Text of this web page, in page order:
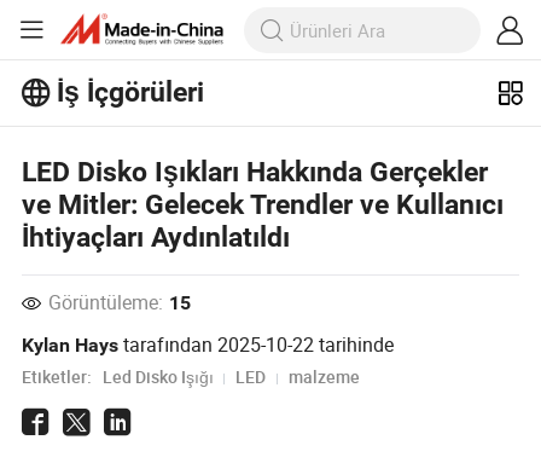
İş İçgörüleri
LED Disko Işıkları Hakkında Gerçekler
ve Mitler: Gelecek Trendler ve Kullanıcı
İhtiyaçları Aydınlatıldı
Görüntüleme: 15
Kylan Hays tarafından2025-10-22tarihinde
Etiketler: Led Disko Işığı LED malzeme